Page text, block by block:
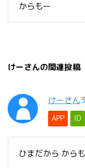
からもー
けーさんの関連投稿
けーさん
APP ID
ひまだから から